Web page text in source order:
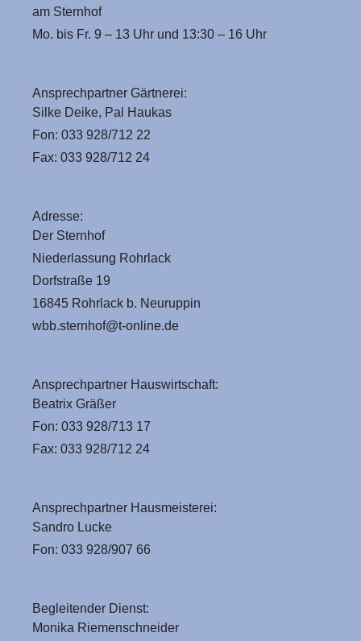
am Sternhof
Mo. bis Fr. 9 – 13 Uhr und 13:30 – 16 Uhr
Ansprechpartner Gärtnerei:
Silke Deike, Pal Haukas
Fon: 033 928/712 22
Fax: 033 928/712 24
Adresse:
Der Sternhof
Niederlassung Rohrlack
Dorfstraße 19
16845 Rohrlack b. Neuruppin
wbb.sternhof@t-online.de
Ansprechpartner Hauswirtschaft:
Beatrix Gräßer
Fon: 033 928/713 17
Fax: 033 928/712 24
Ansprechpartner Hausmeisterei:
Sandro Lucke
Fon: 033 928/907 66
Begleitender Dienst:
Monika Riemenschneider